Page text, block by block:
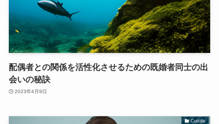
配偶者との関係を活性化させるための既婚者同士の出
会いの秘訣
2023年4月9日
Cuddle